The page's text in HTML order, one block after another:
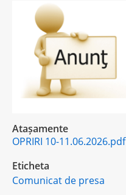
Atașamente
OPRIRI 10-11.06.2026.pdf
Eticheta
Comunicat de presa